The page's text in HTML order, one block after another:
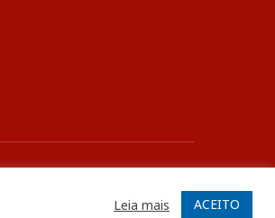
Leia mais ACEITO